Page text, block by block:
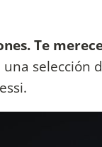
Te
selección